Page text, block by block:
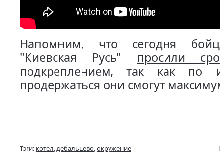
Напомним, что сегодня
"Киевская Русь" просили
подкреплением, так как по
продержаться они смогут
Тэги: котел,дебальцево,окружение